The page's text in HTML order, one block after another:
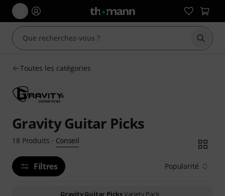
Toutes les catégories
Gravity Guitar Picks
18 Produits · Conseil
Filtres Popularité
Gravity Guitar PicksVariety Pack